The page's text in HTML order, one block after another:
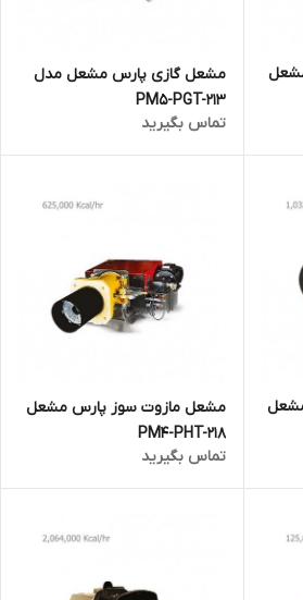
مشعل گازی پارس مشعل مدل
PM5-PGT-213
تماس بگیرید
مشعل مازوت سوز پارس مشعل
PM4-PHT-218
تماس بگیرید